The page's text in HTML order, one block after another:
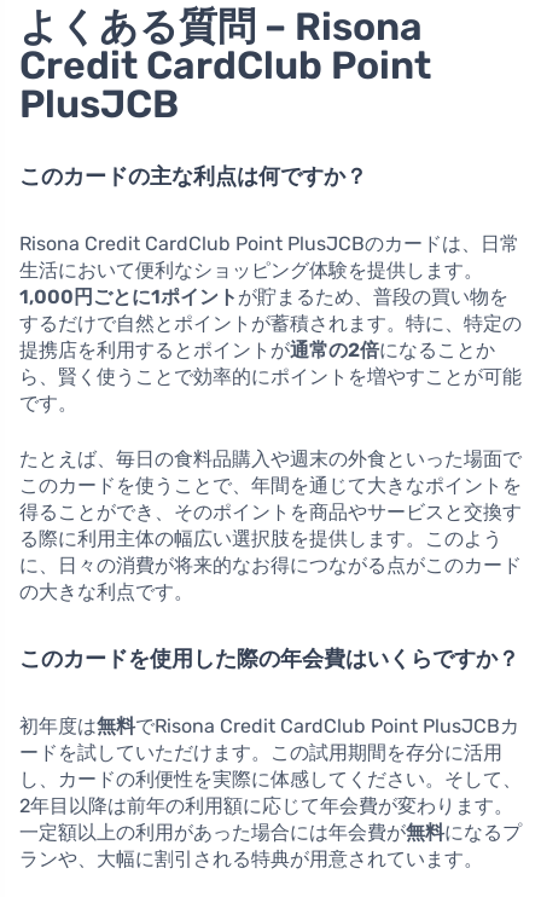
よくある質問 – Risona
Credit CardClub Point
PlusJCB
このカードの主な利点は何ですか？
Risona Credit CardClub Point PlusJCBのカードは、日常
生活において便利なショッピング体験を提供します。
1,000円ごとに1ポイント が貯まるため、普段の買い物を
するだけで自然とポイントが蓄積されます。特に、特定の
提携店を利用するとポイントが通常の2倍になることか
ら、賢く使うことで効率的にポイントを増やすことが可能
です。
たとえば、毎日の食料品購入や週末の外食といった場面で
このカードを使うことで、年間を通じて大きなポイントを
得ることができ、そのポイントを商品やサービスと交換す
る際に利用主体の幅広い選択肢を提供します。このよう
に、日々の消費が将来的なお得につながる点がこのカード
の大きな利点です。
このカードを使用した際の年会費はいくらですか？
初年度は無料でRisona Credit CardClub Point PlusJCBカ
ードを試していただけます。この試用期間を存分に活用
し、カードの利便性を実際に体感してください。そして、
2年目以降は前年の利用額に応じて年会費が変わります。
一定額以上の利用があった場合には年会費が無料になるプ
ランや、大幅に割引される特典が用意されています。